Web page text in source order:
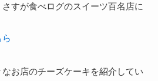
すが食べログのスイーツ百名店に
お店のチーズケーキを紹介してい